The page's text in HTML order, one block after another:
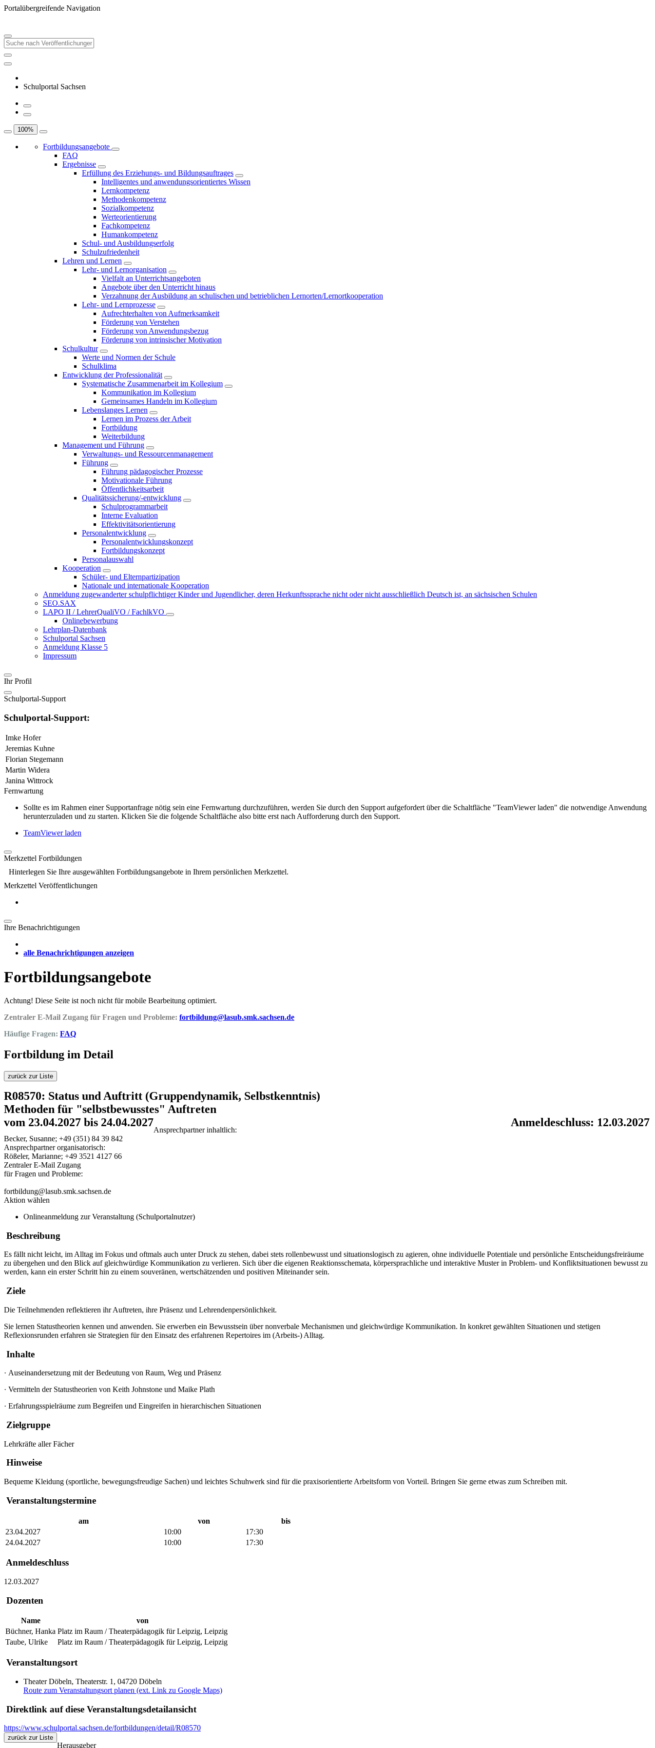
Portalübergreifende Navigation
Schulportal Sachsen
100%
Fortbildungsangebote
FAQ
Ergebnisse
Erfüllung des Erziehungs- und Bildungsauftrages
Intelligentes und anwendungsorientiertes Wissen
Lernkompetenz
Methodenkompetenz
Sozialkompetenz
Werteorientierung
Fachkompetenz
Humankompetenz
Schul- und Ausbildungserfolg
Schulzufriedenheit
Lehren und Lernen
Lehr- und Lernorganisation
Vielfalt an Unterrichtsangeboten
Angebote über den Unterricht hinaus
Verzahnung der Ausbildung an schulischen und betrieblichen Lernorten/Lernortkooperation
Lehr- und Lernprozesse
Aufrechterhalten von Aufmerksamkeit
Förderung von Verstehen
Förderung von Anwendungsbezug
Förderung von intrinsischer Motivation
Schulkultur
Werte und Normen der Schule
Schulklima
Entwicklung der Professionalität
Systematische Zusammenarbeit im Kollegium
Kommunikation im Kollegium
Gemeinsames Handeln im Kollegium
Lebenslanges Lernen
Lernen im Prozess der Arbeit
Fortbildung
Weiterbildung
Management und Führung
Verwaltungs- und Ressourcenmanagement
Führung
Führung pädagogischer Prozesse
Motivationale Führung
Öffentlichkeitsarbeit
Qualitätssicherung/-entwicklung
Schulprogrammarbeit
Interne Evaluation
Effektivitätsorientierung
Personalentwicklung
Personalentwicklungskonzept
Fortbildungskonzept
Personalauswahl
Kooperation
Schüler- und Elternpartizipation
Nationale und internationale Kooperation
Anmeldung zugewanderter schulpflichtiger Kinder und Jugendlicher, deren Herkunftssprache nicht oder nicht ausschließlich Deutsch ist, an sächsischen Schulen
SEO.SAX
LAPO II / LehrerQualiVO / FachlkVO
Onlinebewerbung
Lehrplan-Datenbank
Schulportal Sachsen
Anmeldung Klasse 5
Impressum
Ihr Profil
Schulportal-Support
Schulportal-Support:
Imke Hofer
Jeremias Kuhne
Florian Stegemann
Martin Widera
Janina Wittrock
Fernwartung
Sollte es im Rahmen einer Supportanfrage nötig sein eine Fernwartung durchzuführen, werden Sie durch den Support aufgefordert über die Schaltfläche "TeamViewer laden" die notwendige Anwendung
herunterzuladen und zu starten. Klicken Sie die folgende Schaltfläche also bitte erst nach Aufforderung durch den Support.
TeamViewer laden
Merkzettel Fortbildungen
Hinterlegen Sie Ihre ausgewählten Fortbildungsangebote in Ihrem persönlichen Merkzettel.
Merkzettel Veröffentlichungen
Ihre Benachrichtigungen
alle Benachrichtigungen anzeigen
Fortbildungsangebote
Achtung! Diese Seite ist noch nicht für mobile Bearbeitung optimiert.
Zentraler E-Mail Zugang für Fragen und Probleme: fortbildung@lasub.smk.sachsen.de
Häufige Fragen: FAQ
Fortbildung im Detail
zurück zur Liste
R08570: Status und Auftritt (Gruppendynamik, Selbstkenntnis)
Methoden für "selbstbewusstes" Auftreten
vom 23.04.2027 bis 24.04.2027
Anmeldeschluss: 12.03.2027
Ansprechpartner inhaltlich:
Becker, Susanne; +49 (351) 84 39 842
Ansprechpartner organisatorisch:
Rößeler, Marianne; +49 3521 4127 66
Zentraler E-Mail Zugang
für Fragen und Probleme:
fortbildung@lasub.smk.sachsen.de
Aktion wählen
Onlineanmeldung zur Veranstaltung (Schulportalnutzer)
Beschreibung
Es fällt nicht leicht, im Alltag im Fokus und oftmals auch unter Druck zu stehen, dabei stets rollenbewusst und situationslogisch zu agieren, ohne individuelle Potentiale und persönliche Entscheidungsfreiräume
zu übergehen und den Blick auf gleichwürdige Kommunikation zu verlieren. Sich über die eigenen Reaktionsschemata, körpersprachliche und interaktive Muster in Problem- und Konfliktsituationen bewusst zu
werden, kann ein erster Schritt hin zu einem souveränen, wertschätzenden und positiven Miteinander sein.
Ziele
Die Teilnehmenden reflektieren ihr Auftreten, ihre Präsenz und Lehrendenpersönlichkeit.
Sie lernen Statustheorien kennen und anwenden. Sie erwerben ein Bewusstsein über nonverbale Mechanismen und gleichwürdige Kommunikation. In konkret gewählten Situationen und stetigen
Reflexionsrunden erfahren sie Strategien für den Einsatz des erfahrenen Repertoires im (Arbeits-) Alltag.
Inhalte
· Auseinandersetzung mit der Bedeutung von Raum, Weg und Präsenz
· Vermitteln der Statustheorien von Keith Johnstone und Maike Plath
· Erfahrungsspielräume zum Begreifen und Eingreifen in hierarchischen Situationen
Zielgruppe
Lehrkräfte aller Fächer
Hinweise
Bequeme Kleidung (sportliche, bewegungsfreudige Sachen) und leichtes Schuhwerk sind für die praxisorientierte Arbeitsform von Vorteil. Bringen Sie gerne etwas zum Schreiben mit.
Veranstaltungstermine
am von
bis
23.04.2027
10:00
17:30
24.04.2027
10:00 17:30
Anmeldeschluss
12.03.2027
Dozenten
Name
von
Büchner, Hanka Platz im Raum / Theaterpädagogik für Leipzig, Leipzig
Taube, Ulrike
Platz im Raum / Theaterpädagogik für Leipzig, Leipzig
Veranstaltungsort
Theater Döbeln, Theaterstr. 1, 04720 Döbeln
Route zum Veranstaltungsort planen (ext. Link zu Google Maps)
Direktlink auf diese Veranstaltungsdetailansicht
https://www.schulportal.sachsen.de/fortbildungen/detail/R08570
zurück zur Liste
Herausgeber